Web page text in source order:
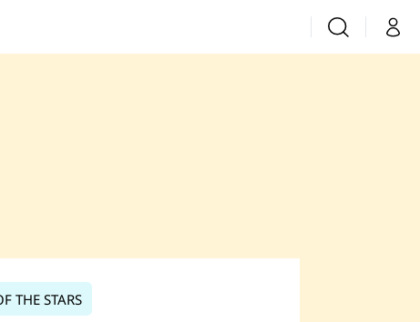
VyhledáváníMůj
THE STARS